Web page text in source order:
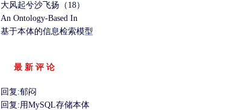
大风起兮沙飞扬（18）
An Ontology-Based In
基于本体的信息检索模型
最 新 评 论
回复:郁闷
回复:用MySQL存储本体